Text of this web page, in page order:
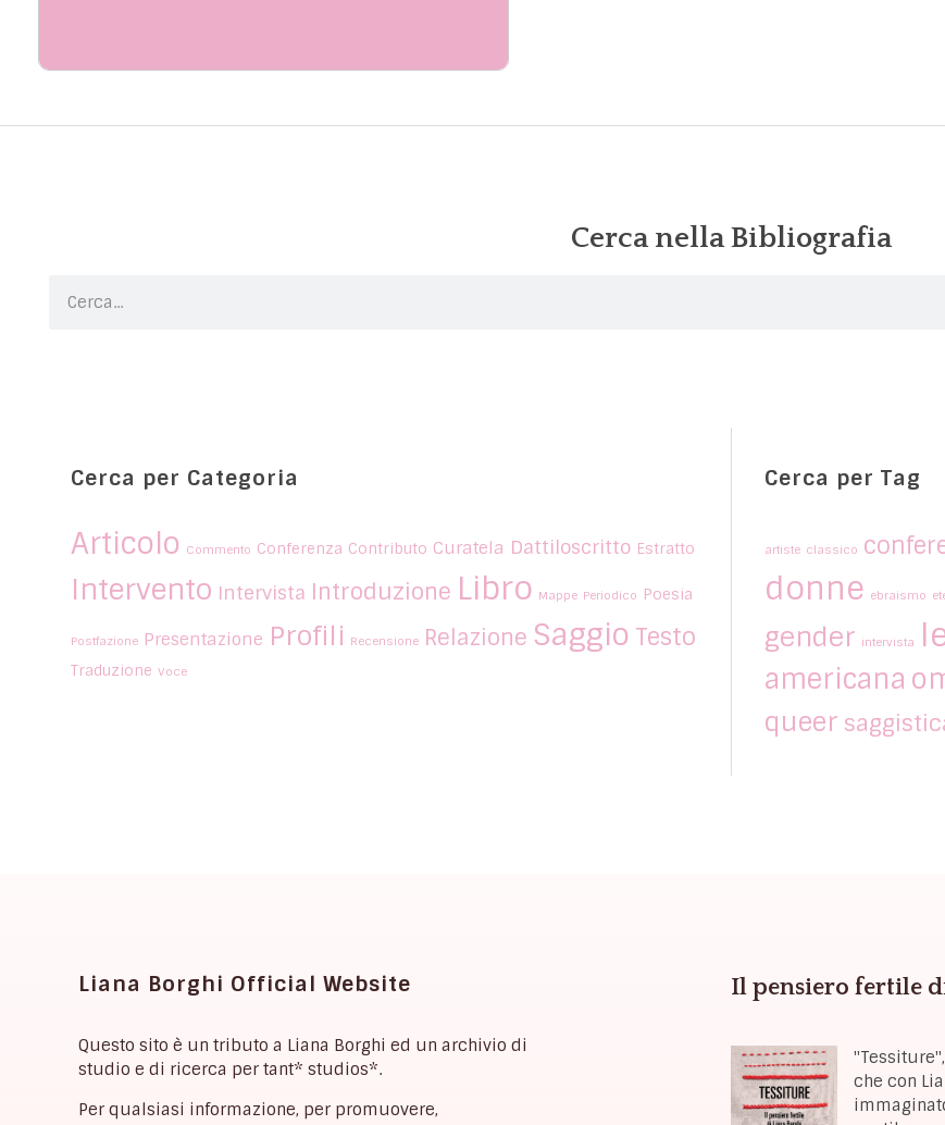
Cerca nella Bibliografia
Cerca per Categoria
Articolo Commento Conferenza Contributo Curatela Dattiloscritto Estratto
Intervento Intervista Introduzione Libro Mappe Periodico Poesia
Postfazione Presentazione Profili Recensione Relazione Saggio Testo
Traduzione Voce
Cerca per Tag
artiste classico
donne ebraismo
gender intervista
americana
queer
Liana Borghi Official Website
Questo sito è un tributo a Liana Borghi ed un archivio di
studio e di ricerca per tant* studios*.
Per qualsiasi informazione, per promuovere,
Il pensiero fertile
che con